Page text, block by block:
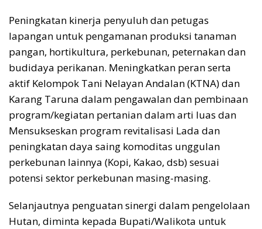
Peningkatan kinerja penyuluh dan petugas
lapangan untuk pengamanan produksi tanaman
pangan, hortikultura, perkebunan, peternakan dan
budidaya perikanan. Meningkatkan peran serta
aktif Kelompok Tani Nelayan Andalan (KTNA) dan
Karang Taruna dalam pengawalan dan pembinaan
program/kegiatan pertanian dalam arti luas dan
Mensukseskan program revitalisasi Lada dan
peningkatan daya saing komoditas unggulan
perkebunan lainnya (Kopi, Kakao, dsb) sesuai
potensi sektor perkebunan masing-masing.
Selanjautnya penguatan sinergi dalam pengelolaan
Hutan, diminta kepada Bupati/Walikota untuk